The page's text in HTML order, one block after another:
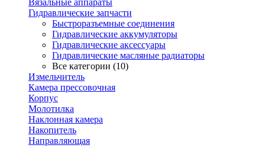
Вязальные аппараты
Гидравлические запчасти
Быстроразъемные соединения
Гидравлические аккумуляторы
Гидравлические аксессуары
Гидравлические масляные радиаторы
Все категории (10)
Измельчитель
Камера прессовочная
Корпус
Молотилка
Наклонная камера
Накопитель
Направляющая